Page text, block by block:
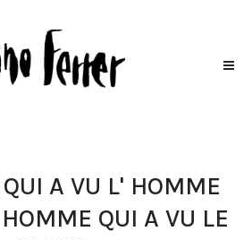
A VU L' HOMME
QUI A VU LE